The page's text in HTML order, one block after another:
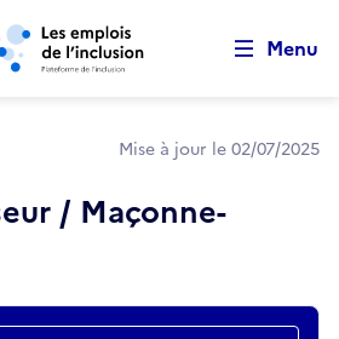
Aller au contenu principal
Menu
Mise à jour le 02/07/2025
/ Maçonne-
cookies